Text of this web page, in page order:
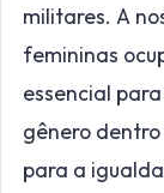
militares. A
femininas
essencial
gênero
para a